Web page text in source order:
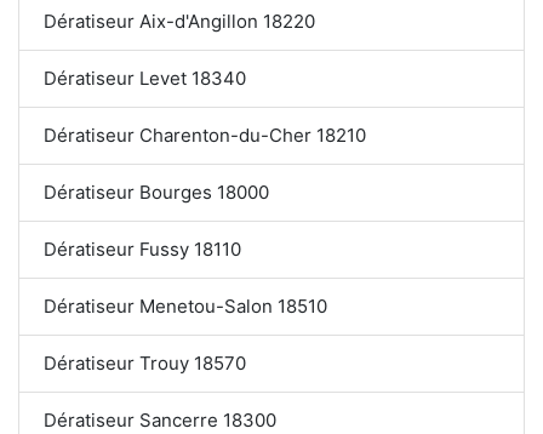
Dératiseur Aix-d'Angillon 18220
Dératiseur Levet 18340
Dératiseur Charenton-du-Cher 18210
Dératiseur Bourges 18000
Dératiseur Fussy 18110
Dératiseur Menetou-Salon 18510
Dératiseur Trouy 18570
Dératiseur Sancerre 18300